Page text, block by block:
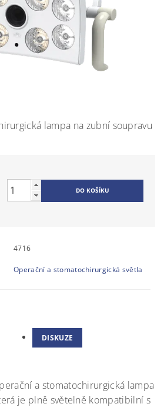
lampa na zubní soupravu
4716
Operační a stomatochirurgická světla
DISKUZE
a stomatochirurgická lampa
je plně světelně kompatibilní s